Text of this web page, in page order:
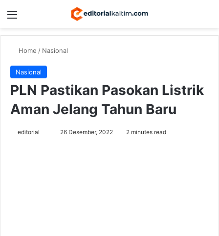
Menu
Home / Nasional
Nasional
PLN Pastikan Pasokan Listrik
Aman Jelang Tahun Baru
editorial 26 Desember, 2022 2 minutes read